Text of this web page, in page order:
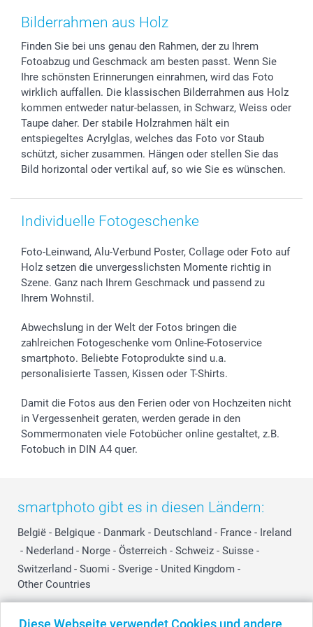
Diese Webseite verwendet Cookies und andere
Zubehör & Material
Sticker & Etiketten
Geschenk-Gutscheine (PDF)
AGB
Presse
Partnerprogramme
Investor Relations
B2B smartbusiness
Widerrufsrecht
Muttertag
Kommunion & Konfirmation
Hochzeit
Geburtstag
Geburt
Zu allen Anlässen
Preise und Versandkosten
48h Lieferung
Zahlungsmöglichkeiten
Anmelden /Registrieren
Sitemap
Status der Bestellung
smartfriends
smartgarantie
Bilderrahmen aus Holz
Finden Sie bei uns genau den Rahmen, der zu Ihrem
Fotoabzug und Geschmack am besten passt. Wenn Sie
Ihre schönsten Erinnerungen einrahmen, wird das Foto
wirklich auffallen. Die klassischen Bilderrahmen aus Holz
kommen entweder natur-belassen, in Schwarz, Weiss oder
Taupe daher. Der stabile Holzrahmen hält ein
entspiegeltes Acrylglas, welches das Foto vor Staub
schützt, sicher zusammen. Hängen oder stellen Sie das
Bild horizontal oder vertikal auf, so wie Sie es wünschen.
Individuelle Fotogeschenke
Foto-Leinwand, Alu-Verbund Poster, Collage oder Foto auf
Holz setzen die unvergesslichsten Momente richtig in
Szene. Ganz nach Ihrem Geschmack und passend zu
Ihrem Wohnstil.
Abwechslung in der Welt der Fotos bringen die
zahlreichen Fotogeschenke vom Online-Fotoservice
smartphoto. Beliebte Fotoprodukte sind u.a.
personalisierte Tassen, Kissen oder T-Shirts.
Damit die Fotos aus den Ferien oder von Hochzeiten nicht
in Vergessenheit geraten, werden gerade in den
Sommermonaten viele Fotobücher online gestaltet, z.B.
Fotobuch in DIN A4 quer.
smartphoto gibt es in diesen Ländern:
België - Belgique - Danmark - Deutschland - France - Ireland
- Nederland - Norge - Österreich - Schweiz - Suisse -
Switzerland - Suomi - Sverige - United Kingdom -
Other Countries